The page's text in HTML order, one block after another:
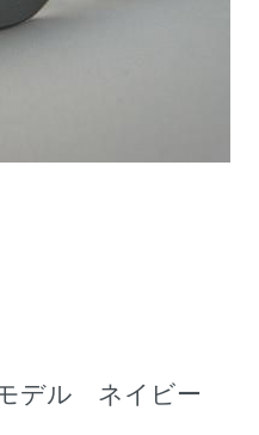
デル ネイビー